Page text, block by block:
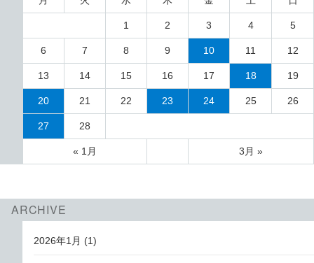
« 1月 3月 »
1 2 3 4 5
6 7 8 9 10 11 12
13 14 15 16 17 18 19
20 21 22 23 24 25 26
27 28
ARCHIVE
2026年1月 (1)